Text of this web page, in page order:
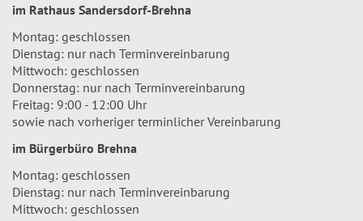
im Rathaus Sandersdorf-Brehna
Montag: geschlossen
Dienstag: nur nach Terminvereinbarung
Mittwoch: geschlossen
Donnerstag: nur nach Terminvereinbarung
Freitag: 9:00 - 12:00 Uhr
sowie nach vorheriger terminlicher Vereinbarung
im Bürgerbüro Brehna
Montag: geschlossen
Dienstag: nur nach Terminvereinbarung
Mittwoch: geschlossen